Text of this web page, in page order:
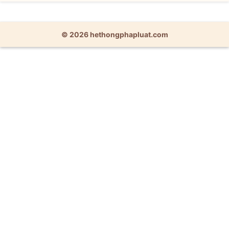
© 2026 hethongphapluat.com